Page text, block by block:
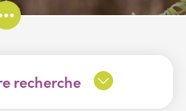
recherche